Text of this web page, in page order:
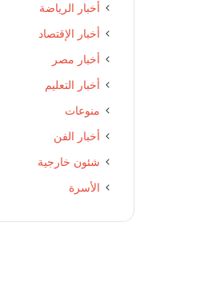
أخبار الرياضة
أخبار الإقتصاد
أخبار مصر
أخبار التعليم
منوعات
أخبار الفن
شئون خارجية
الأسرة